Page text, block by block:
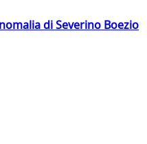
di Severino Boezio